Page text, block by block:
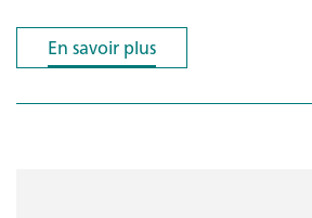
En savoir plus
En savoir plus